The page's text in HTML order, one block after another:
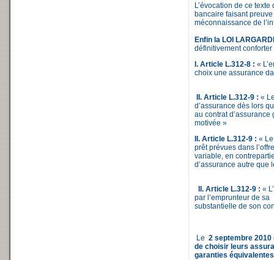
L’évocation de ce
bancaire faisant
méconnaissance de
Enfin la LOI
définitivement
I. Article L.312-8 : «
choix une assurance
II. Article L.312-9 : «
d’assurance dès lors
au contrat
motivée »
II. Article L.312-9 : «
prêt prévues dans
variable, en
d’assurance autre que
II. Article L.312-9 : «
par l’emprunteur de
substantielle de son
Le 2 septembre 2010
de choisir leurs
garanties